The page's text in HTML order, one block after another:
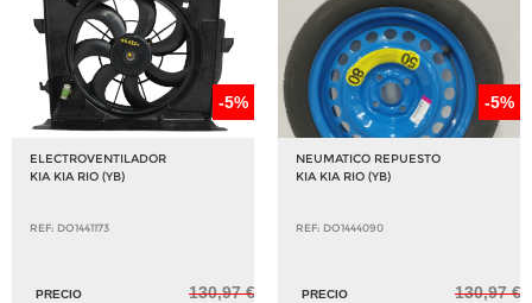
-5%
ELECTROVENTILADOR
KIA KIA RIO (YB)
REF: DO1441173
PRECIO
130,97 €
-5%
NEUMATICO REPUESTO
KIA KIA RIO (YB)
REF: DO1444090
PRECIO
130,97 €